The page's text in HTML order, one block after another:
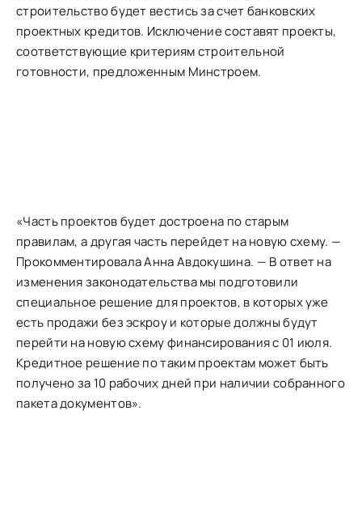
строительство будет вестись за счет банковских
проектных кредитов. Исключение составят проекты,
соответствующие критериям строительной
готовности, предложенным Минстроем.
«Часть проектов будет достроена по старым
правилам, а другая часть перейдет на новую схему. —
Прокомментировала Анна Авдокушина. — В ответ на
изменения законодательства мы подготовили
специальное решение для проектов, в которых уже
есть продажи без эскроу и которые должны будут
перейти на новую схему финансирования с 01 июля.
Кредитное решение по таким проектам может быть
получено за 10 рабочих дней при наличии собранного
пакета документов».